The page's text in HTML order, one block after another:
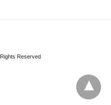
Reserved